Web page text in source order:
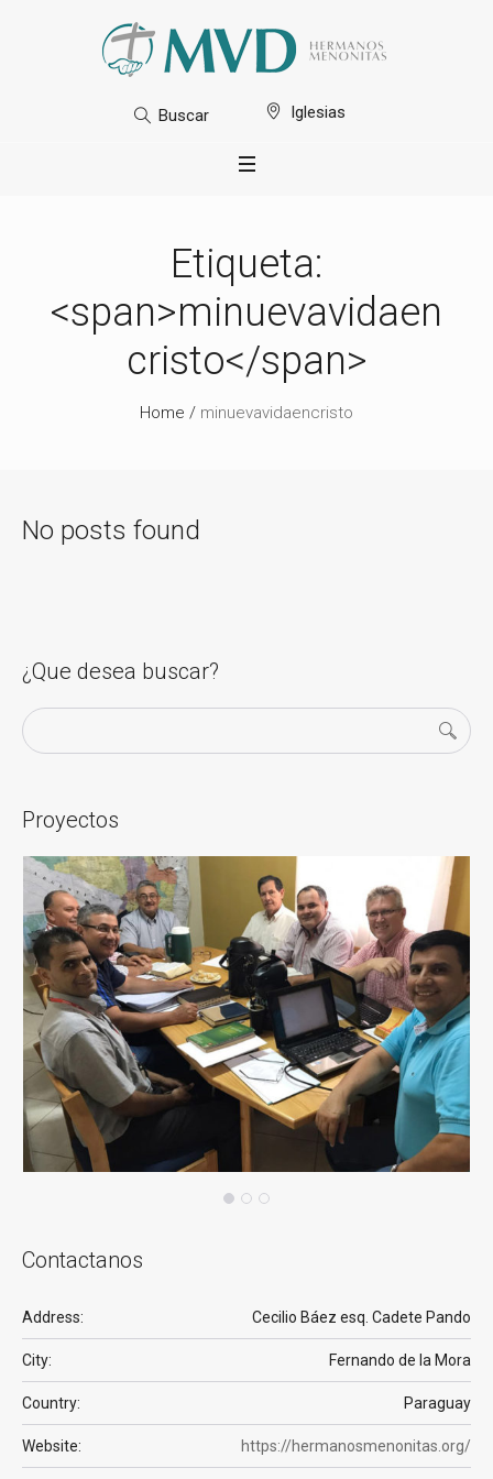
Buscar Iglesias
Etiqueta:
<span>minuevavidaen
cristo</span>
Home / minuevavidaencristo
No posts found
¿Que desea buscar?
Proyectos
Contactanos
Address: Cecilio Báez esq. Cadete Pando
City: Fernando de la Mora
Country: Paraguay
Website: https://hermanosmenonitas.org/